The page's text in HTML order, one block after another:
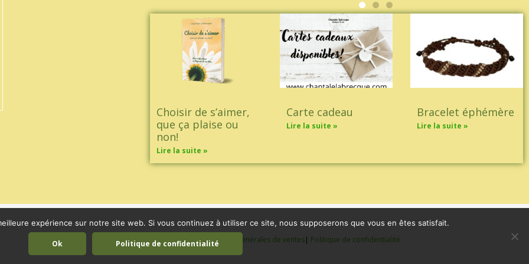
Choisir de s’aimer,
que ça plaise ou
non!
Lire la suite »
Carte cadeau
Lire la suite »
Bracelet éphémère
Lire la suite »
Mentions légales |Conditions générales de ventes| Politique de confidentialité
expérience sur notre site web. Si vous continuez à utiliser ce site, nous supposerons que vous en êtes satisfait.
Ok Politique de confidentialité